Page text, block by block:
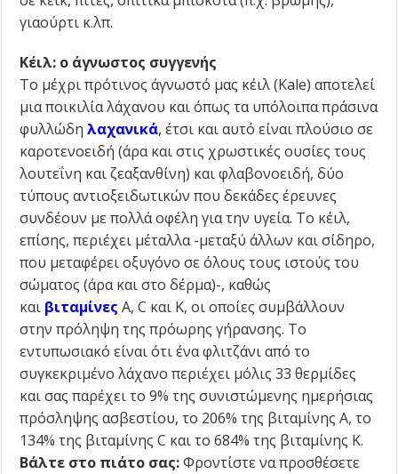
γιαούρτι κ.λπ.
Κέιλ: ο άγνωστος συγγενής
Το μέχρι πρότινος άγνωστό μας κέιλ (Kale) αποτελεί
μια ποικιλία λάχανου και όπως τα υπόλοιπα πράσινα
φυλλώδη λαχανικά, έτσι και αυτό είναι πλούσιο σε
καροτενοειδή (άρα και στις χρωστικές ουσίες τους
λουτεΐνη και ζεαξανθίνη) και φλαβονοειδή, δύο
τύπους αντιοξειδωτικών που δεκάδες έρευνες
συνδέουν με πολλά οφέλη για την υγεία. Το κέιλ,
επίσης, περιέχει μέταλλα -μεταξύ άλλων και σίδηρο,
που μεταφέρει οξυγόνο σε όλους τους ιστούς του
σώματος (άρα και στο δέρμα)-, καθώς
και βιταμίνες Α, C και Κ, οι οποίες συμβάλλουν
στην πρόληψη της πρόωρης γήρανσης. Το
εντυπωσιακό είναι ότι ένα φλιτζάνι από το
συγκεκριμένο λάχανο περιέχει μόλις 33 θερμίδες
και σας παρέχει το 9% της συνιστώμενης ημερήσιας
πρόσληψης ασβεστίου, το 206% της βιταμίνης Α, το
134% της βιταμίνης C και το 684% της βιταμίνης Κ.
Βάλτε στο πιάτο σας:Φροντίστε να προσθέσετε